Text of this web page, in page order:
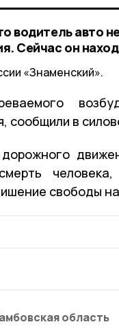
водитель авто
Сейчас он
«Знаменский».
сообщили в
свободы
область